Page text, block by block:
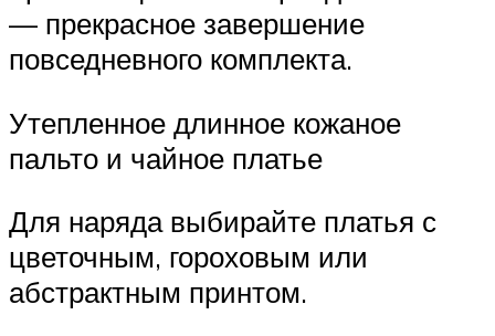
— прекрасное завершение
повседневного комплекта.
Утепленное длинное кожаное
пальто и чайное платье
Для наряда выбирайте платья с
цветочным, гороховым или
абстрактным принтом.